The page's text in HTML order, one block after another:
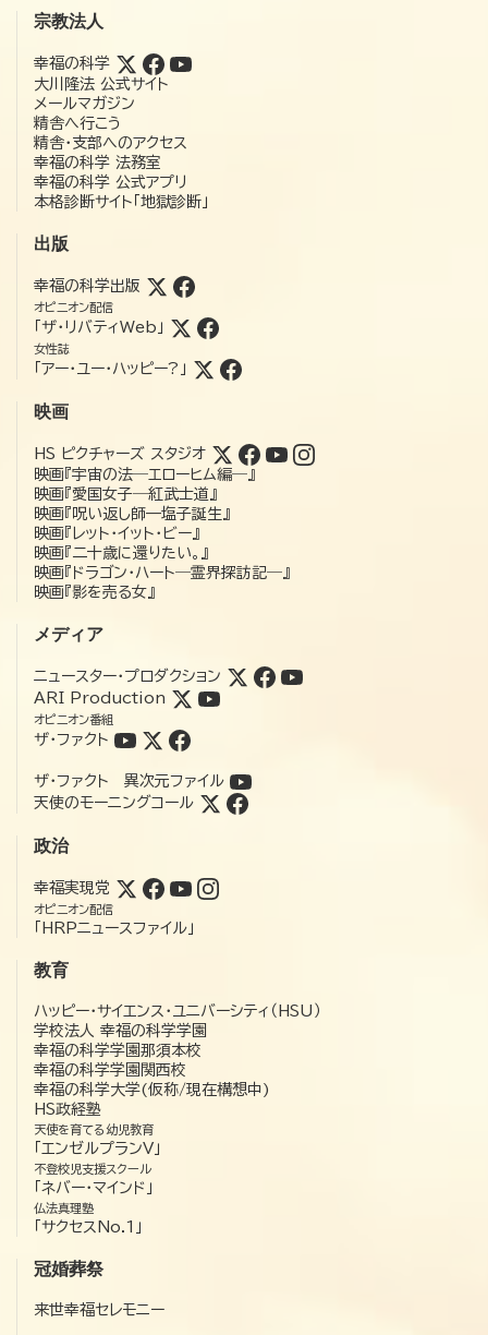
宗教法人
幸福の科学
大川隆法 公式サイト
メールマガジン
精舎へ行こう
精舎・支部へのアクセス
幸福の科学 法務室
幸福の科学 公式アプリ
本格診断サイト「地獄診断」
出版
幸福の科学出版
オピニオン配信
「ザ・リバティWeb」
女性誌
「アー・ユー・ハッピー?」
映画
HS ピクチャーズ スタジオ
映画『宇宙の法―エローヒム編―』
映画『愛国女子―紅武士道』
映画『呪い返し師—塩子誕生』
映画『レット・イット・ビー』
映画『二十歳に還りたい。』
映画『ドラゴン・ハート―霊界探訪記―』
映画『影を売る女』
メディア
ニュースター・プロダクション
ARI Production
オピニオン番組
ザ・ファクト
ザ・ファクト 異次元ファイル
天使のモーニングコール
政治
幸福実現党
オピニオン配信
「HRPニュースファイル」
教育
ハッピー・サイエンス・ユニバーシティ（HSU）
学校法人 幸福の科学学園
幸福の科学学園那須本校
幸福の科学学園関西校
幸福の科学大学(仮称/現在構想中)
HS政経塾
天使を育てる幼児教育
「エンゼルプランV」
不登校児支援スクール
「ネバー・マインド」
仏法真理塾
「サクセスNo.1」
冠婚葬祭
来世幸福セレモニー